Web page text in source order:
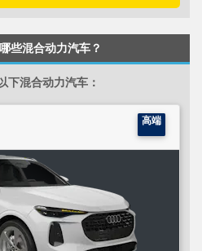
些混合动力汽车？
下混合动力汽车：
高端